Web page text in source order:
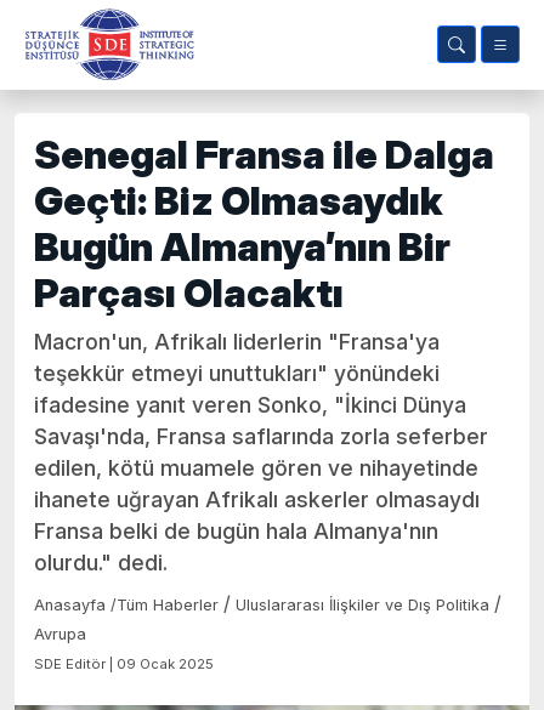
Senegal Fransa ile Dalga
Geçti: Biz Olmasaydık
Bugün Almanya’nın Bir
Parçası Olacaktı
Macron'un, Afrikalı liderlerin "Fransa'ya
teşekkür etmeyi unuttukları" yönündeki
ifadesine yanıt veren Sonko, "İkinci Dünya
Savaşı'nda, Fransa saflarında zorla seferber
edilen, kötü muamele gören ve nihayetinde
ihanete uğrayan Afrikalı askerler olmasaydı
Fransa belki de bugün hala Almanya'nın
olurdu." dedi.
Anasayfa /Tüm Haberler / Uluslararası İlişkiler ve Dış Politika /
Avrupa
SDE Editör | 09 Ocak 2025